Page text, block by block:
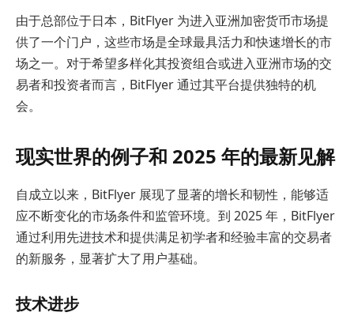
由于总部位于日本，BitFlyer 为进入亚洲加密货币市场提
供了一个门户，这些市场是全球最具活力和快速增长的市
场之一。对于希望多样化其投资组合或进入亚洲市场的交
易者和投资者而言，BitFlyer 通过其平台提供独特的机
会。
现实世界的例子和 2025 年的最新见解
自成立以来，BitFlyer 展现了显著的增长和韧性，能够适
应不断变化的市场条件和监管环境。到 2025 年，BitFlyer
通过利用先进技术和提供满足初学者和经验丰富的交易者
的新服务，显著扩大了用户基础。
技术进步